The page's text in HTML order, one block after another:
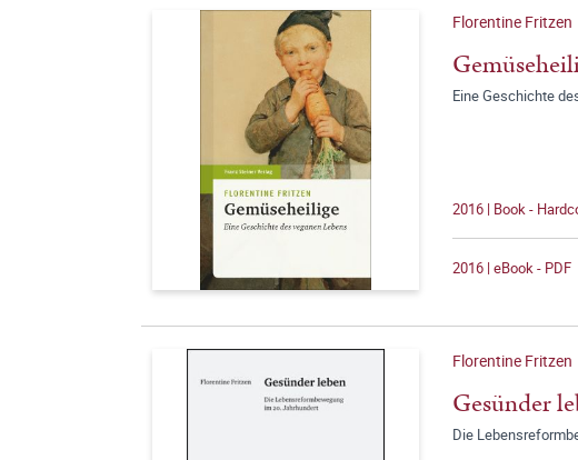
Florentine Fritzen
Eine Geschichte
2016 | Book -
2016 | eBook - PDF
Florentine Fritzen
Gesünder
Die